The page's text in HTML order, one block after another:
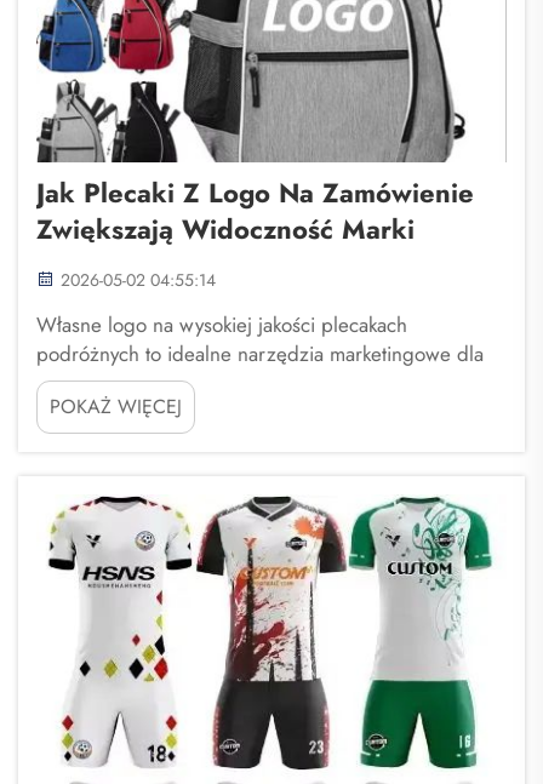
Jak Plecaki Z Logo Na Zamówienie
Zwiększają Widoczność Marki
2026-05-02 04:55:14
Własne logo na wysokiej jakości plecakach
podróżnych to idealne narzędzia marketingowe dla
firmy. Nie można zaniżać znaczenia faktu, że nazwa
Twojej marki pojawia się przed oczami wielu osób. Za
każdym razem, gdy osoba niosąca Twój plecak na
POKAŻ WIĘCEJ